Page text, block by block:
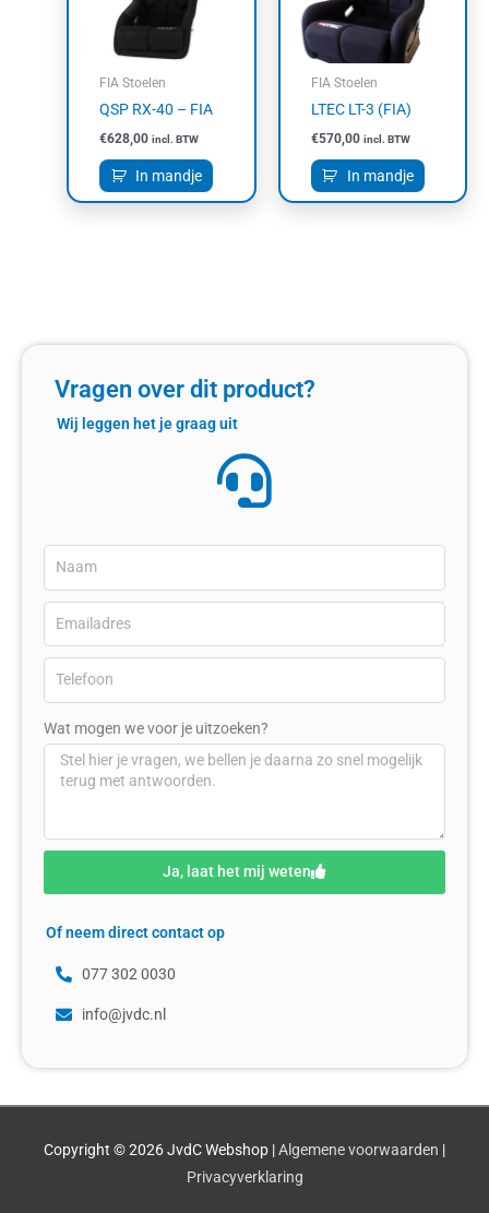
FIA Stoelen
QSP RX-40 – FIA
€628,00 incl. BTW
In mandje
FIA Stoelen
LTEC LT-3 (FIA)
€570,00 incl. BTW
In mandje
Vragen over dit product?
Wij leggen het je graag uit
Wat mogen we voor je uitzoeken?
Ja, laat het mij weten
Of neem direct contact op
077 302 0030
info@jvdc.nl
Copyright © 2026JvdC Webshop |Algemene voorwaarden |
Privacyverklaring